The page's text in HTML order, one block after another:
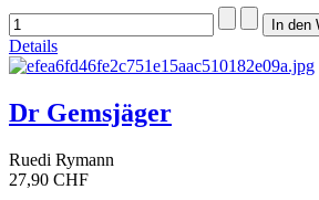
Details
Dr Gemsjäger
Ruedi Rymann
27,90 CHF